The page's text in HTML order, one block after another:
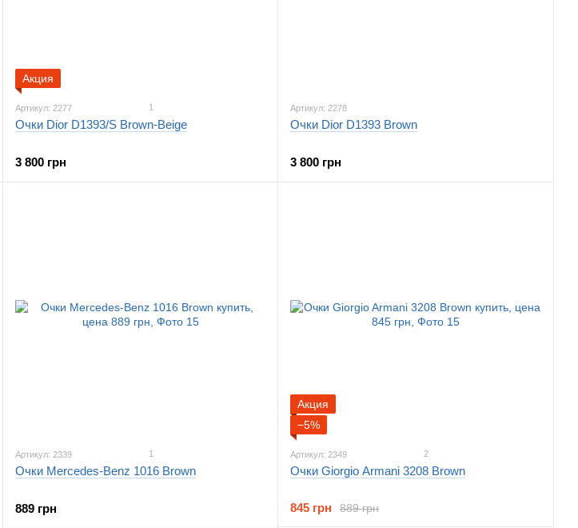
Акция
Артикул: 2277 1
Очки Dior D1393/S Brown-Beige
3 800 грн
Артикул: 2278
Очки Dior D1393 Brown
3 800 грн
Артикул: 2339 1
Очки Mercedes-Benz 1016 Brown
889 грн
Акция
−5%
Артикул: 2349 2
Очки Giorgio Armani 3208 Brown
889 грн
845 грн